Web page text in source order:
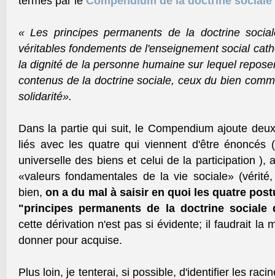
« Les principes permanents de la doctrine
véritables fondements de l'enseignement social
la dignité de la personne humaine sur lequel
contenus de la doctrine sociale, ceux du bien
solidarité».
Dans la partie qui suit, le Compendium ajoute
liés avec les quatre qui viennent d'être énoncés
universelle des biens et celui de la participation ),
«valeurs fondamentales de la vie sociale»
bien,on a du mal à saisir en quoi les quatre
"principes permanents de la doctrine
cette dérivation n'est pas si évidente; il faudrait la
donner pour acquise.
Plus loin, je tenterai, si possible, d'identifier les